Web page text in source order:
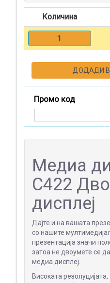
ТЕКСТИЛ
ФОРМАТ
ШИРОК
ФОРМАТ
ПРОМОТИВНИ
МАТЕРИЈАЛИ
Количина
1
ДОДАДИ
Промо код
Медиа
C422
дисплеј
Дајте и на вашата
со нашите
презентација значи
затоа не двоумете се
медиа дисплеј.
Високата